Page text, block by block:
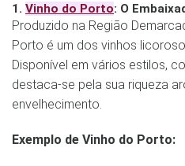
1. Vinho do Porto: O
Produzido na Região
Porto é um dos vinhos
Disponível em vários estilos,
destaca-se pela sua riqueza
envelhecimento.
Exemplo de Vinho do Porto: